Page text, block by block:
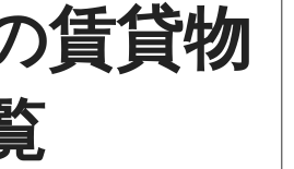
賃貸物